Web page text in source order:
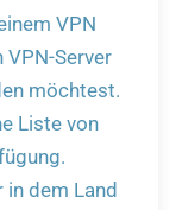
VPN
VPN-Server
möchtest.
Liste von
dem Land